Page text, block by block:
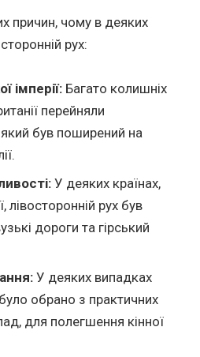
причин, чому в деяких
рух:
імперії: Багато колишніх
перейняли
який був поширений на
У деяких країнах,
лівосторонній рух був
дороги та гірський
У деяких випадках
обрано з практичних
для полегшення кінної